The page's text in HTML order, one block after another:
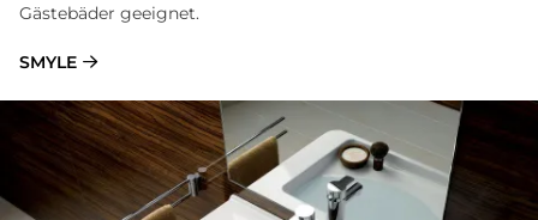
Gästebäder geeignet.
SMYLE